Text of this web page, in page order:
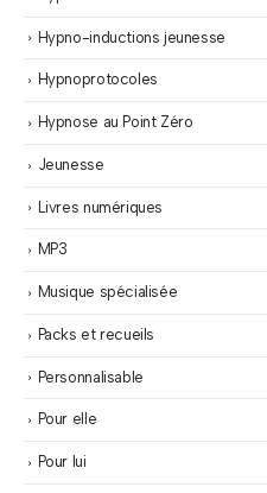
Hypno-inductions jeunesse
Hypnoprotocoles
Hypnose au Point Zéro
Jeunesse
Livres numériques
MP3
Musique spécialisée
Packs et recueils
Personnalisable
Pour elle
Pour lui